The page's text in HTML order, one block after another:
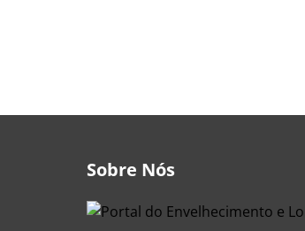
Sobre Nós